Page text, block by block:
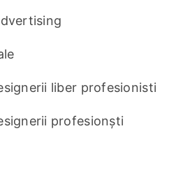
liber profesionisti
profesionști